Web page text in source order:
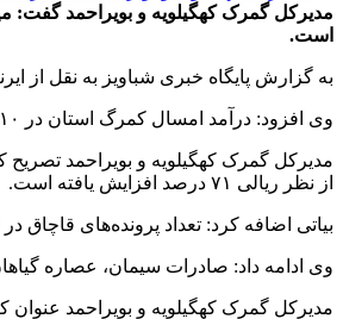
است.
به گزارش پایگاه خبری شباویز به نقل از
وی افزود: درآمد امسال کمرگ استان در ۱۰ ماه گذشته امسال حدود ۱۳۴ میلیارد ریال بوده و این رقم نسبت به مدت مشابه سال قبل بیش از ۲۶۴درصد رشد داشته است.
از نظر ریالی ۷۱ درصد افزایش یافته است.
بیاتی اضافه کرد: تعداد پرونده‌های قاچاق در امسال ۴۲۵ فقره به ارزش افزون بر ۶۹۲
وی ادامه داد: صادرات سیمان، عصاره
مدیرکل گمرک کهگیلویه و بویراحمد